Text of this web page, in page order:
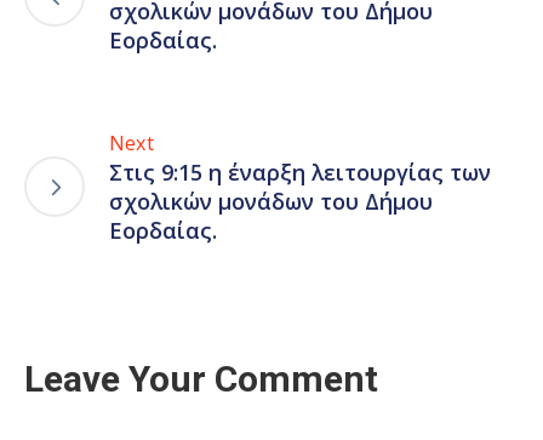
σχολικών μονάδων του Δήμου
Εορδαίας.
Next
Στις 9:15 η έναρξη λειτουργίας των
σχολικών μονάδων του Δήμου
Εορδαίας.
Leave Your Comment